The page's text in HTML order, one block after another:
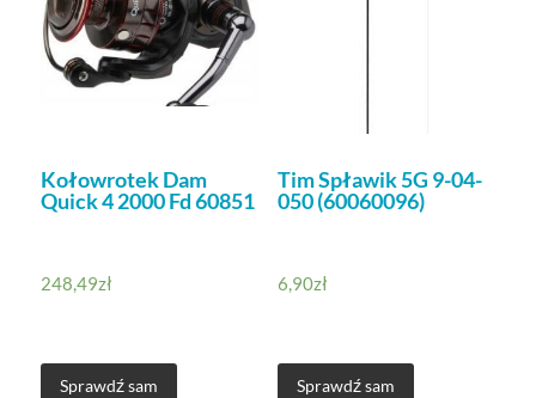
Kołowrotek Dam
Quick 4 2000 Fd 60851
248,49zł
Sprawdź sam
Tim Spławik 5G 9-04-
050 (60060096)
6,90zł
Sprawdź sam